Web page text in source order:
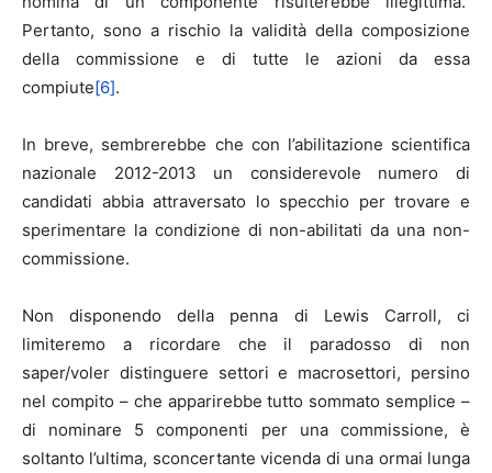
Pertanto, sono a rischio la validità della composizione
della commissione e di tutte le azioni da essa
compiute[6].
In breve, sembrerebbe che con l’abilitazione scientifica
nazionale 2012-2013 un considerevole numero di
candidati abbia attraversato lo specchio per trovare e
sperimentare la condizione di non-abilitati da una non-
commissione.
Non disponendo della penna di Lewis Carroll, ci
limiteremo a ricordare che il paradosso di non
saper/voler distinguere settori e macrosettori, persino
nel compito – che apparirebbe tutto sommato semplice –
di nominare 5 componenti per una commissione, è
soltanto l’ultima, sconcertante vicenda di una ormai lunga